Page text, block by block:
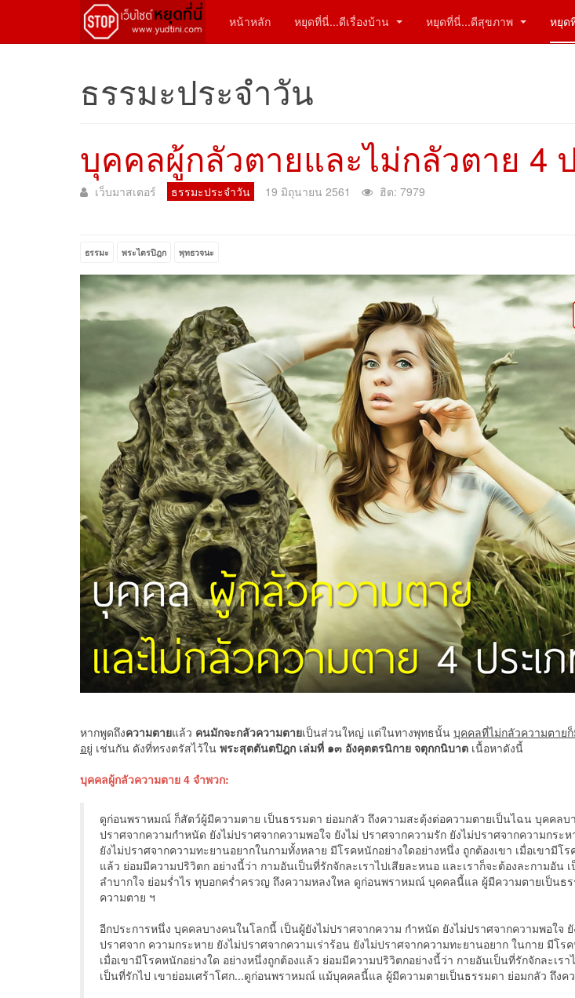
หน้าหลัก หยุดที่นี่...ดีเรื่องบ้าน หยุดที่นี่...ดีสุขภาพ หยุด
ธรรมะประจำวัน
บุคคลผู้กลัวตายและไม่กลัวตาย 4
เว็บมาสเตอร์ ธรรมะประจำวัน 19 มิถุนายน 2561 ฮิต: 7979
ธรรมะ พระไตรปิฎก พุทธวจนะ
หากพูดถึงความตายแล้ว คนมักจะกลัวความตายเป็นส่วนใหญ่ แต่ในทางพุทธนั้น บุคคลที่ไม่กลัวความตาย
อยู่ เช่นกัน ดังที่ทรงตรัสไว้ใน พระสุตตันตปิฎก เล่มที่ ๑๓ อังคุตตรนิกาย จตุกกนิบาต เนื้อหาดังนี้
บุคคลผู้กลัวความตาย 4 จำพวก:
ดูก่อนพราหมณ์ ก็สัตว์ผู้มีความตาย เป็นธรรมดา ย่อมกลัว ถึงความสะดุ้งต่อความตายเป็นไฉน บุคคลบ
ปราศจากความกำหนัด ยังไม่ปราศจากความพอใจ ยังไม่ ปราศจากความรัก ยังไม่ปราศจากความกระ
ยังไม่ปราศจากความทะยานอยากในกามทั้งหลาย มีโรคหนักอย่างใดอย่างหนึ่ง ถูกต้องเขา เมื่อเขามีโ
แล้ว ย่อมมีความปริวิตก อย่างนี้ว่า กามอันเป็นที่รักจักละเราไปเสียละหนอ และเราก็จะต้องละกามอัน
ลำบากใจ ย่อมร่ำไร ทุบอกคร่ำครวญ ถึงความหลงใหล ดูก่อนพราหมณ์ บุคคลนี้แล ผู้มีความตายเป็นธ
ความตาย ฯ
อีกประการหนึ่ง บุคคลบางคนในโลกนี้ เป็นผู้ยังไม่ปราศจากความ กำหนัด ยังไม่ปราศจากความพอใจ
ปราศจาก ความกระหาย ยังไม่ปราศจากความเร่าร้อน ยังไม่ปราศจากความทะยานอยาก ในกาย มีโร
เมื่อเขามีโรคหนักอย่างใด อย่างหนึ่งถูกต้องแล้ว ย่อมมีความปริวิตกอย่างนี้ว่า กายอันเป็นที่รักจักละเร
เป็นที่รักไป เขาย่อมเศร้าโศก...ดูก่อนพราหมณ์ แม้บุคคลนี้แล ผู้มีความตายเป็นธรรมดา ย่อมกลัว ถึงค